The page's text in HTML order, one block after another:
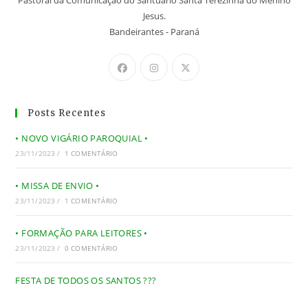
Jesus.
Bandeirantes - Paraná
Posts Recentes
• NOVO VIGÁRIO PAROQUIAL •
23/11/2023 / 1 COMENTÁRIO
• MISSA DE ENVIO •
23/11/2023 / 1 COMENTÁRIO
• FORMAÇÃO PARA LEITORES •
23/11/2023 / 0 COMENTÁRIO
FESTA DE TODOS OS SANTOS ???